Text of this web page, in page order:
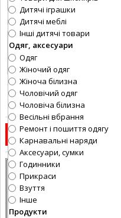
Дитячі іграшки
Дитячі меблі
Інші дитячі товари
Одяг, аксесуари
Одяг
Жіночий одяг
Жіноча білизна
Чоловічий одяг
Чоловіча білизна
Весільні вбрання
Ремонт і пошиття одягу
Карнавальні наряди
Аксесуари, сумки
Годинники
Прикраси
Взуття
Інше
Продукти
Код*: